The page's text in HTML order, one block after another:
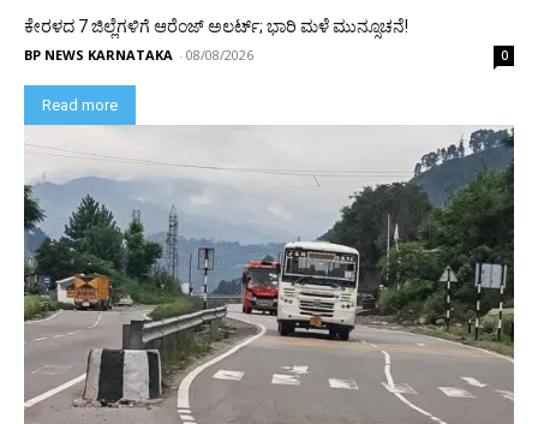
ಕೇರಳದ 7 ಜಿಲ್ಲೆಗಳಿಗೆ ಆರೆಂಜ್ ಅಲರ್ಟ್; ಭಾರಿ ಮಳೆ ಮುನ್ಸೂಚನೆ!
BP NEWS KARNATAKA - 08/08/2026 0
Read more